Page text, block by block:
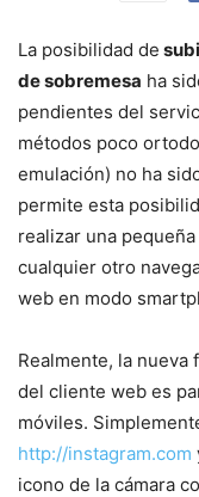
La posibilidad de
de sobremesa ha
pendientes del
métodos poco
emulación) no ha
permite esta
realizar una
cualquier otro
web en modo
Realmente, la
del cliente web es
móviles.
http://instagram.com
icono de la cámara